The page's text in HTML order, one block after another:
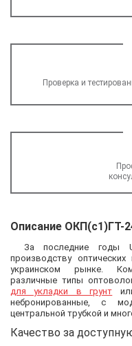
Проверка и
Описание ОКП(с1)ГТ-
За последние годы
производству
украинском рынке.
различные типы
для укладки в грунт
небронированные, с
центральной трубкой и
Качество за